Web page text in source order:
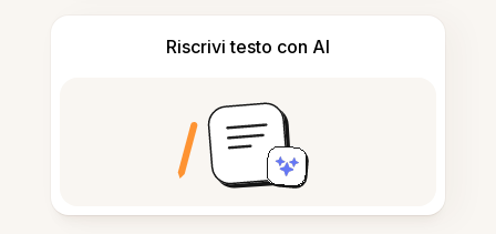
Riscrivi testo con AI